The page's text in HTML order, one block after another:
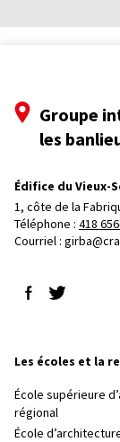
Groupe
les
Édifice du Vieux-
1, côte de la
Téléphone : 418
Courriel :
Suivez-nous sur
Suivez-nous
Les écoles et la
École supérieure
régional
École